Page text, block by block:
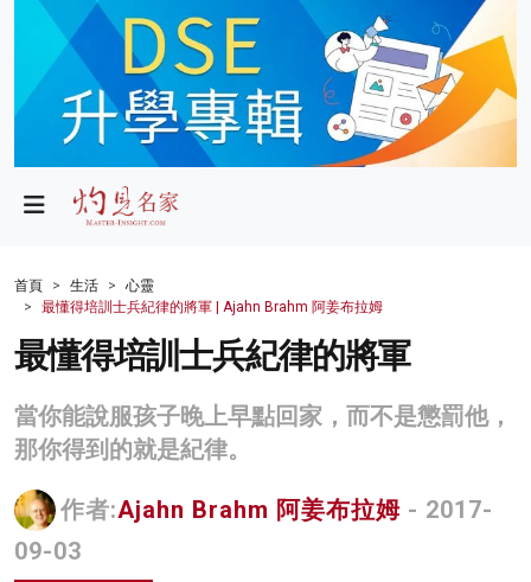
政局
財經
生活
健康
商業
科技
影片
名家榜
首頁 生活
心靈
最懂得培訓士兵紀律的將軍 | Ajahn Brahm 阿姜布拉姆
最懂得培訓士兵紀律的將軍
當你能說服孩子晚上早點回家，而不是懲罰他，
那你得到的就是紀律。
作者:Ajahn Brahm 阿姜布拉姆 - 2017-
09-03